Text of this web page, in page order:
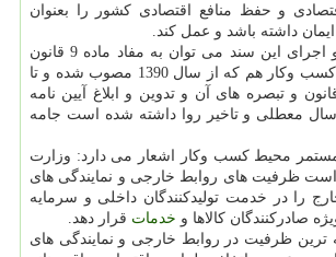
و حفظ منافع اقتصادی كشور را بعنوان
داشته باشد و عمل كند.
از طرفی با تدوین و اجرای این سند می توان به مفاد ماده 9 قانون
بهبود مستمر محیط كسب وكار هم كه از سال 1390 مصوب شده و تا
و تبصره های آن و تدوین و ابلاغ آیین نامه
معطلی و تاخیر روا داشته شده است جامه
مستمر محیط كسب وكار اشعار می دارد: وزارت
ظرفیت های روابط خارجی و نمایندگی های
را در خدمت تولیدكنندگان داخلی و سرمایه
صادركنندگان كالاها و خدمات قرار دهد.
ظرفیت در روابط خارجی و نمایندگی های